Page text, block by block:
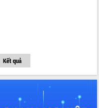
Kết quả